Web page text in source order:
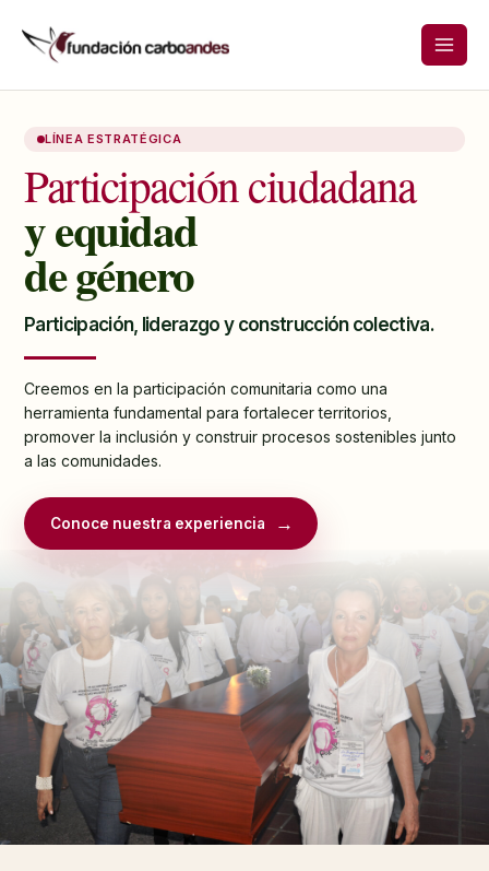
LÍNEA ESTRATÉGICA
Participación ciudadana
y equidad
de género
Participación, liderazgo y construcción colectiva.
Creemos en la participación comunitaria como una
herramienta fundamental para fortalecer territorios,
promover la inclusión y construir procesos sostenibles junto
a las comunidades.
Conoce nuestra experiencia